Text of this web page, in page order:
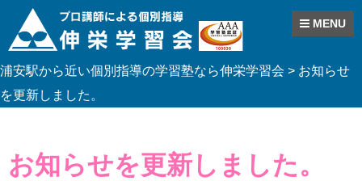
Skip
to
content
MENU
浦安駅から近い個別指導の学習塾なら伸栄学習会 > お知らせ
を更新しました。
お知らせを更新しました。